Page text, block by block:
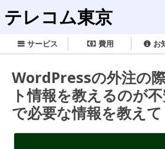
テレコム東京
サービス 費用 お
WordPressの外注の
ト情報を教えるのが
で必要な情報を教え